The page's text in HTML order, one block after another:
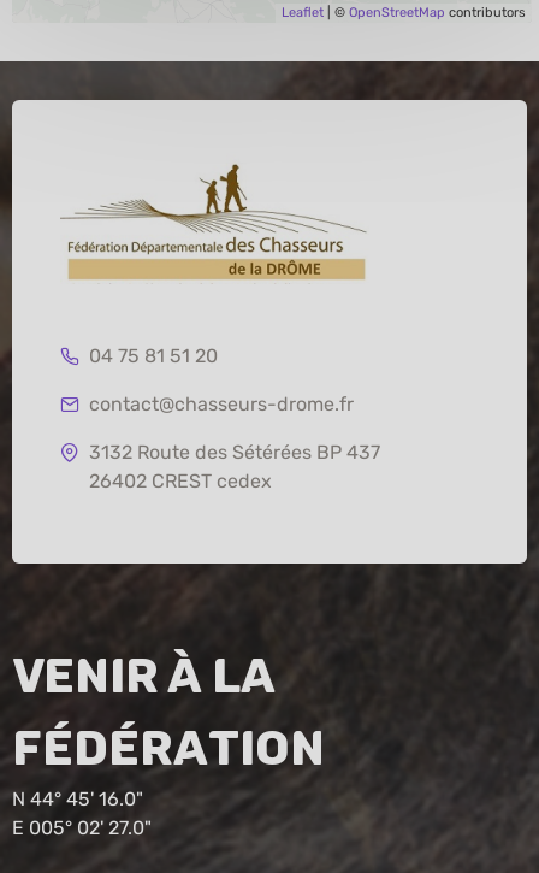
Leaflet | ©OpenStreetMap contributors
04 75 81 51 20
contact@chasseurs-drome.fr
3132 Route des Sétérées BP 437
26402 CREST cedex
Venir à la
fédération
N 44° 45' 16.0"
E 005° 02' 27.0"